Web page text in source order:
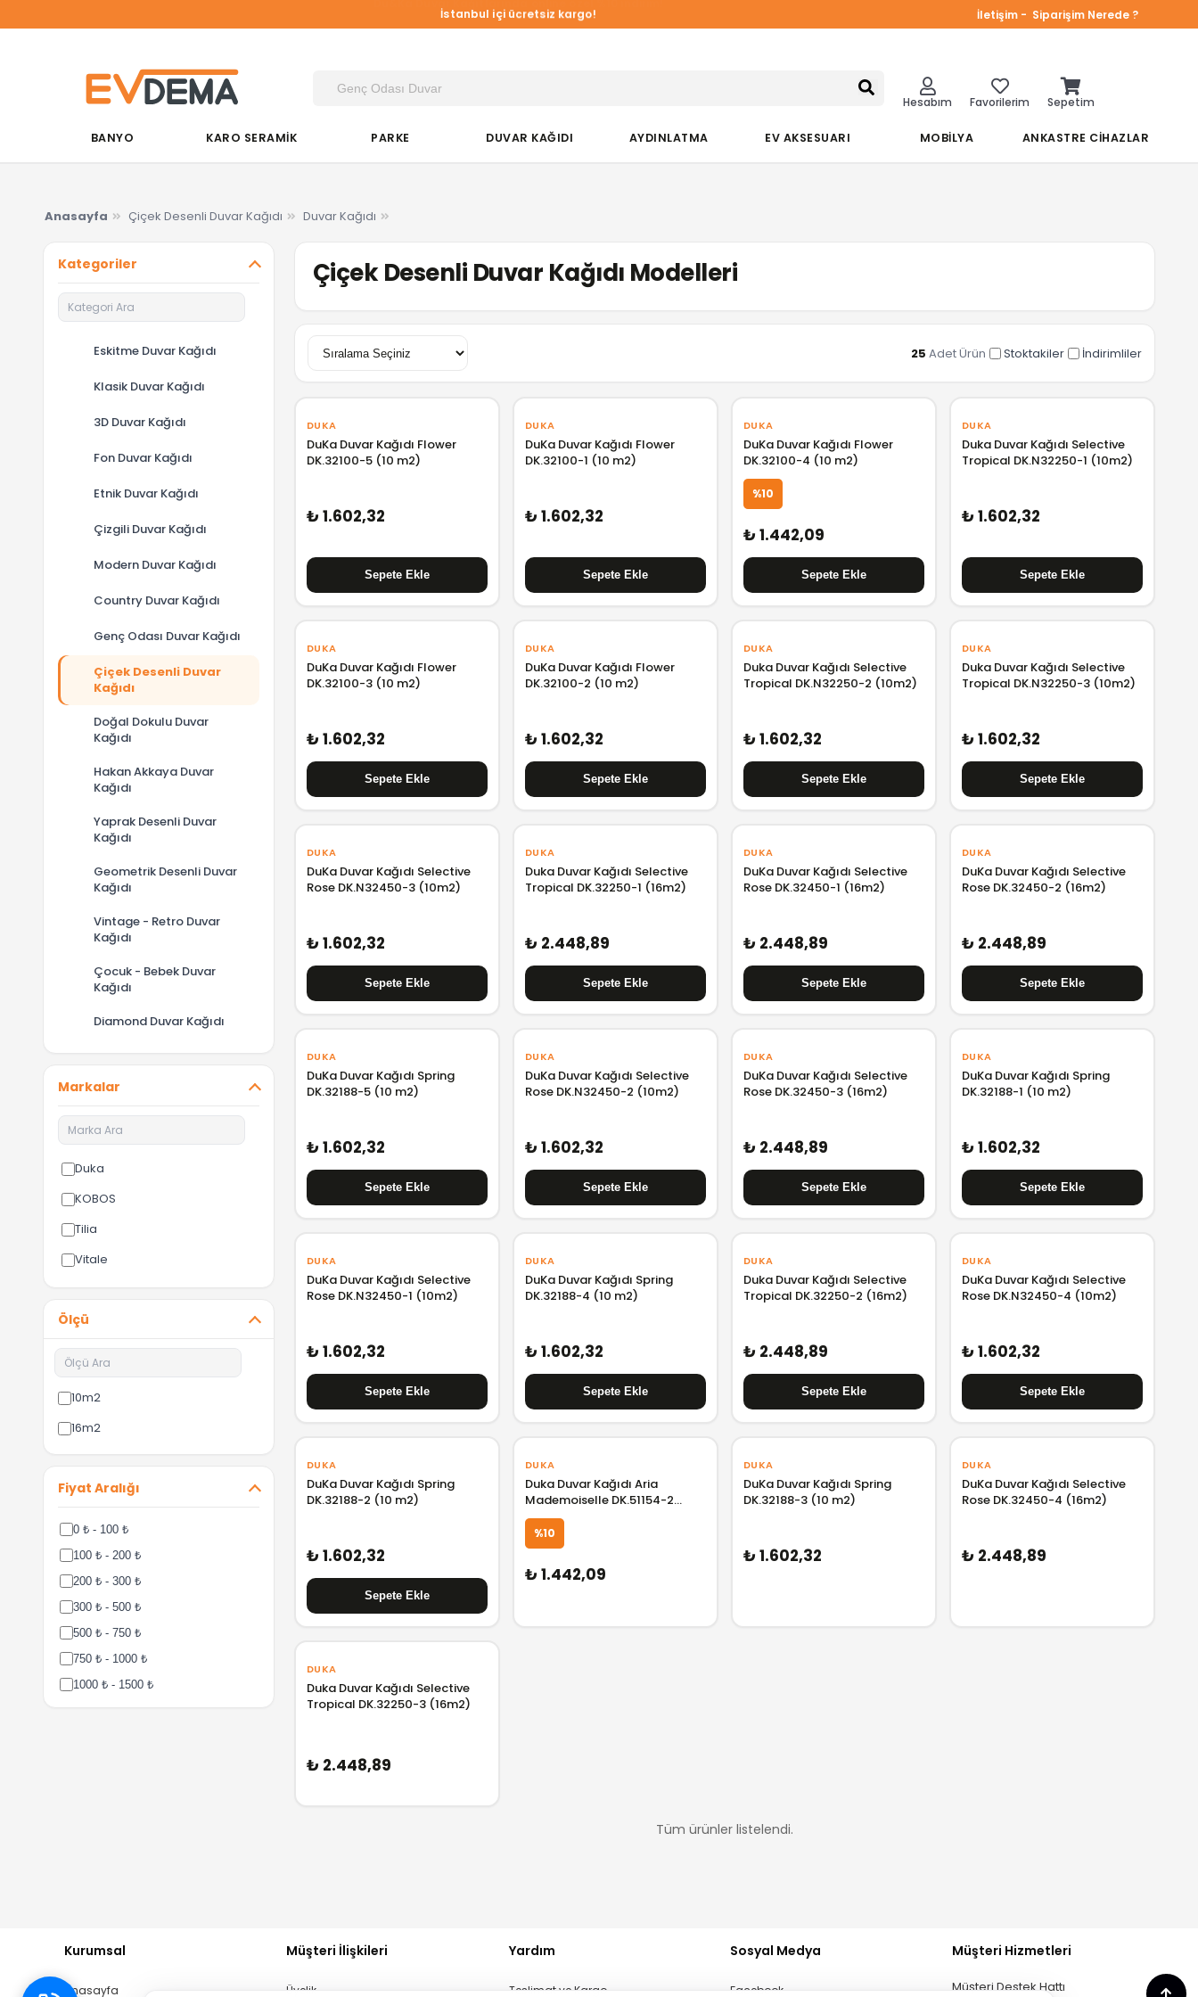
Du&Ka Duvar Kağıtlarında online özel %10 indirim! İletişim - Siparişim Nerede ?
Hesabım Favorilerim Sepetim
BANYO KARO SERAMİK PARKE DUVAR KAĞIDI AYDINLATMA EV AKSESUARI MOBİLYA ANKASTRE CİHAZLAR
Anasayfa Çiçek Desenli Duvar Kağıdı Duvar Kağıdı
Kategoriler
Eskitme Duvar Kağıdı
Klasik Duvar Kağıdı
3D Duvar Kağıdı
Fon Duvar Kağıdı
Etnik Duvar Kağıdı
Çizgili Duvar Kağıdı
Modern Duvar Kağıdı
Country Duvar Kağıdı
Genç Odası Duvar Kağıdı
Çiçek Desenli Duvar
Kağıdı
Doğal Dokulu Duvar
Kağıdı
Hakan Akkaya Duvar
Kağıdı
Yaprak Desenli Duvar
Kağıdı
Geometrik Desenli Duvar
Kağıdı
Vintage - Retro Duvar
Kağıdı
Çocuk - Bebek Duvar
Kağıdı
Diamond Duvar Kağıdı
Markalar
Duka
KOBOS
Tilia
Vitale
Ölçü
10m2
16m2
Fiyat Aralığı
0 ₺ - 100 ₺
100 ₺ - 200 ₺
200 ₺ - 300 ₺
300 ₺ - 500 ₺
500 ₺ - 750 ₺
750 ₺ - 1000 ₺
1000 ₺ - 1500 ₺
Çiçek Desenli Duvar Kağıdı Modelleri
25 Adet Ürün Stoktakiler İndirimliler
DUKA
DuKa Duvar Kağıdı Flower
DK.32100-5 (10 m2)
₺ 1.602,32
DUKA
DuKa Duvar Kağıdı Flower
DK.32100-1 (10 m2)
₺ 1.602,32
DUKA
DuKa Duvar Kağıdı Flower
DK.32100-4 (10 m2)
%10
₺ 1.442,09
DUKA
Duka Duvar Kağıdı Selective
Tropical DK.N32250-1 (10m2)
₺ 1.602,32
DUKA
DuKa Duvar Kağıdı Flower
DK.32100-3 (10 m2)
₺ 1.602,32
DUKA
DuKa Duvar Kağıdı Flower
DK.32100-2 (10 m2)
₺ 1.602,32
DUKA
Duka Duvar Kağıdı Selective
Tropical DK.N32250-2 (10m2)
₺ 1.602,32
DUKA
Duka Duvar Kağıdı Selective
Tropical DK.N32250-3 (10m2)
₺ 1.602,32
DUKA
DuKa Duvar Kağıdı Selective
Rose DK.N32450-3 (10m2)
₺ 1.602,32
DUKA
Duka Duvar Kağıdı Selective
Tropical DK.32250-1 (16m2)
₺ 2.448,89
DUKA
DuKa Duvar Kağıdı Selective
Rose DK.32450-1 (16m2)
₺ 2.448,89
DUKA
DuKa Duvar Kağıdı Selective
Rose DK.32450-2 (16m2)
₺ 2.448,89
DUKA
DuKa Duvar Kağıdı Spring
DK.32188-5 (10 m2)
₺ 1.602,32
DUKA
DuKa Duvar Kağıdı Selective
Rose DK.N32450-2 (10m2)
₺ 1.602,32
DUKA
DuKa Duvar Kağıdı Selective
Rose DK.32450-3 (16m2)
₺ 2.448,89
DUKA
DuKa Duvar Kağıdı Spring
DK.32188-1 (10 m2)
₺ 1.602,32
DUKA
DuKa Duvar Kağıdı Selective
Rose DK.N32450-1 (10m2)
₺ 1.602,32
DUKA
DuKa Duvar Kağıdı Spring
DK.32188-4 (10 m2)
₺ 1.602,32
DUKA
Duka Duvar Kağıdı Selective
Tropical DK.32250-2 (16m2)
₺ 2.448,89
DUKA
DuKa Duvar Kağıdı Selective
Rose DK.N32450-4 (10m2)
₺ 1.602,32
DUKA
DuKa Duvar Kağıdı Spring
DK.32188-2 (10 m2)
₺ 1.602,32
DUKA
Duka Duvar Kağıdı Aria
Mademoiselle DK.51154-2
(10M2)
%10
₺ 1.442,09
DUKA
DuKa Duvar Kağıdı Spring
DK.32188-3 (10 m2)
₺ 1.602,32
DUKA
DuKa Duvar Kağıdı Selective
Rose DK.32450-4 (16m2)
₺ 2.448,89
GELİNCE HABER VER
DUKA
Duka Duvar Kağıdı Selective
Tropical DK.32250-3 (16m2)
₺ 2.448,89
Tüm ürünler listelendi.
Kurumsal
Anasayfa
Müşteri İlişkileri
Üyelik
Yardım
Teslimat ve Kargo
Sosyal Medya
Facebook
Müşteri Hizmetleri
Müşteri Destek Hattı